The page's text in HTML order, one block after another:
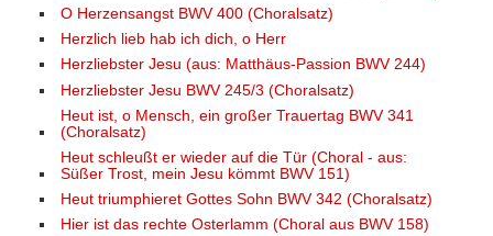
O Herzensangst BWV 400 (Choralsatz)
Herzlich lieb hab ich dich, o Herr
Herzliebster Jesu (aus: Matthäus-Passion BWV 244)
Herzliebster Jesu BWV 245/3 (Choralsatz)
Heut ist, o Mensch, ein großer Trauertag BWV 341
(Choralsatz)
Heut schleußt er wieder auf die Tür (Choral - aus:
Süßer Trost, mein Jesu kömmt BWV 151)
Heut triumphieret Gottes Sohn BWV 342 (Choralsatz)
Hier ist das rechte Osterlamm (Choral aus BWV 158)